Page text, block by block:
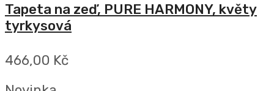
Tapeta na zeď, PURE HARMONY, květy
tyrkysová
466,00 Kč